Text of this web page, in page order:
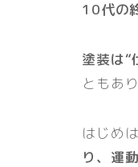
10代の
塗装は“
ともあ
はじめ
り、運